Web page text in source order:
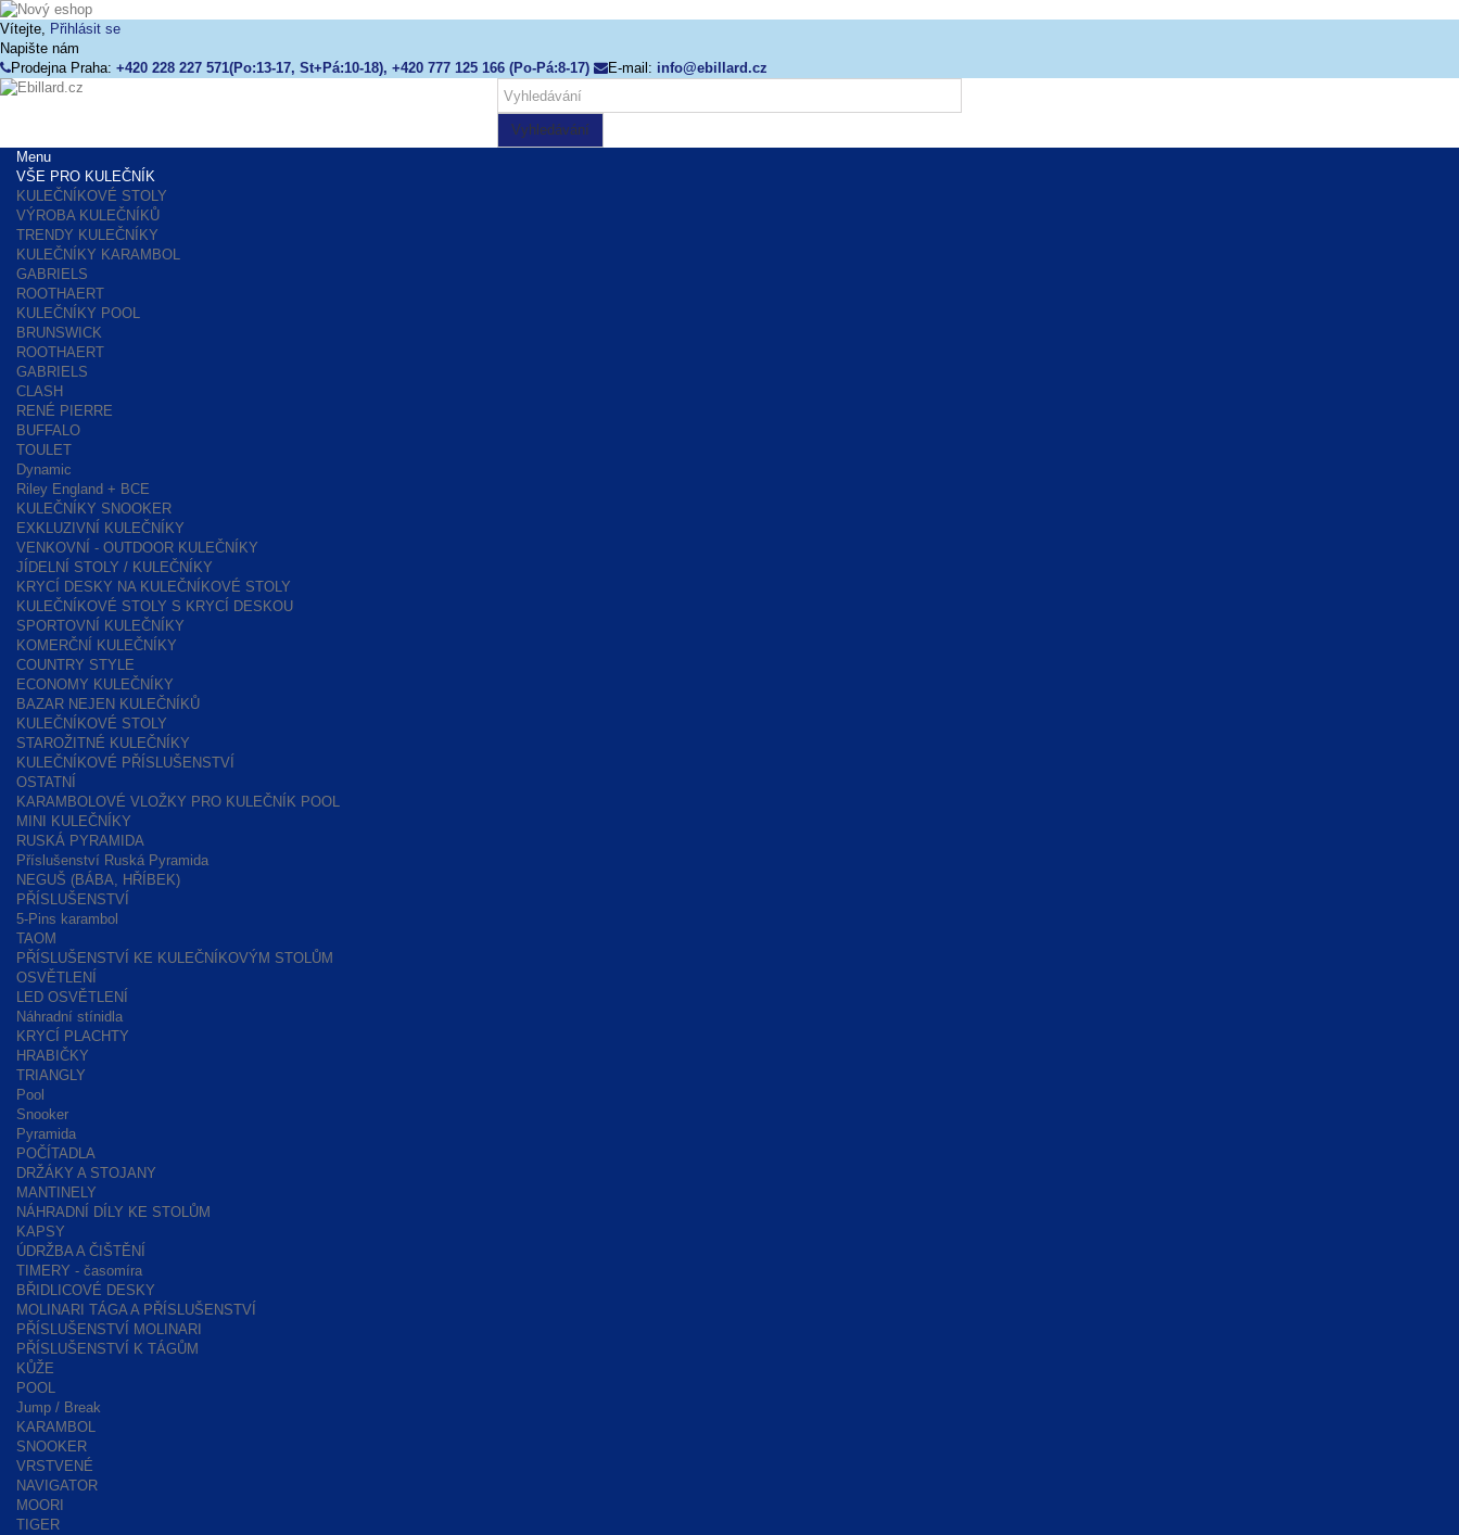
Vítejte, Přihlásit se
Napište nám
Prodejna Praha: +420 228 227 571(Po:13-17, St+Pá:10-18), +420 777 125 166 (Po-Pá:8-17) E-mail: info@ebillard.cz
Vyhledávání
Menu
VŠE PRO KULEČNÍK
KULEČNÍKOVÉ STOLY
VÝROBA KULEČNÍKŮ
TRENDY KULEČNÍKY
KULEČNÍKY KARAMBOL
GABRIELS
ROOTHAERT
KULEČNÍKY POOL
BRUNSWICK
ROOTHAERT
GABRIELS
CLASH
RENÉ PIERRE
BUFFALO
TOULET
Dynamic
Riley England + BCE
KULEČNÍKY SNOOKER
EXKLUZIVNÍ KULEČNÍKY
VENKOVNÍ - OUTDOOR KULEČNÍKY
JÍDELNÍ STOLY / KULEČNÍKY
KRYCÍ DESKY NA KULEČNÍKOVÉ STOLY
KULEČNÍKOVÉ STOLY S KRYCÍ DESKOU
SPORTOVNÍ KULEČNÍKY
KOMERČNÍ KULEČNÍKY
COUNTRY STYLE
ECONOMY KULEČNÍKY
BAZAR NEJEN KULEČNÍKŮ
KULEČNÍKOVÉ STOLY
STAROŽITNÉ KULEČNÍKY
KULEČNÍKOVÉ PŘÍSLUŠENSTVÍ
OSTATNÍ
KARAMBOLOVÉ VLOŽKY PRO KULEČNÍK POOL
MINI KULEČNÍKY
RUSKÁ PYRAMIDA
Příslušenství Ruská Pyramida
NEGUŠ (BÁBA, HŘÍBEK)
PŘÍSLUŠENSTVÍ
5-Pins karambol
TAOM
PŘÍSLUŠENSTVÍ KE KULEČNÍKOVÝM STOLŮM
OSVĚTLENÍ
LED OSVĚTLENÍ
Náhradní stínidla
KRYCÍ PLACHTY
HRABIČKY
TRIANGLY
Pool
Snooker
Pyramida
POČÍTADLA
DRŽÁKY A STOJANY
MANTINELY
NÁHRADNÍ DÍLY KE STOLŮM
KAPSY
ÚDRŽBA A ČIŠTĚNÍ
TIMERY - časomíra
BŘIDLICOVÉ DESKY
MOLINARI TÁGA A PŘÍSLUŠENSTVÍ
PŘÍSLUŠENSTVÍ MOLINARI
PŘÍSLUŠENSTVÍ K TÁGŮM
KŮŽE
POOL
Jump / Break
KARAMBOL
SNOOKER
VRSTVENÉ
NAVIGATOR
MOORI
TIGER